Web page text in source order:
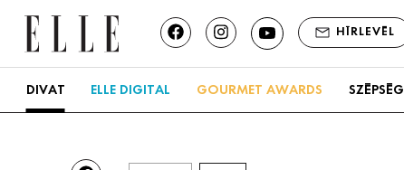
HÍRLEVÉL
DIVAT ELLE DIGITAL GOURMET AWARDS SZÉPSÉG